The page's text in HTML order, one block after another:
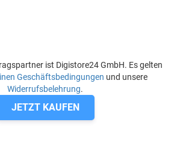
ist Digistore24 GmbH. Es gelten
Geschäftsbedingungen und unsere
Widerrufsbelehrung.
JETZT KAUFEN